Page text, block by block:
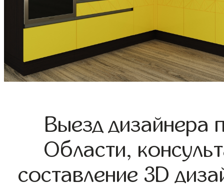
Выезд дизайнера
Области,
составление 3D